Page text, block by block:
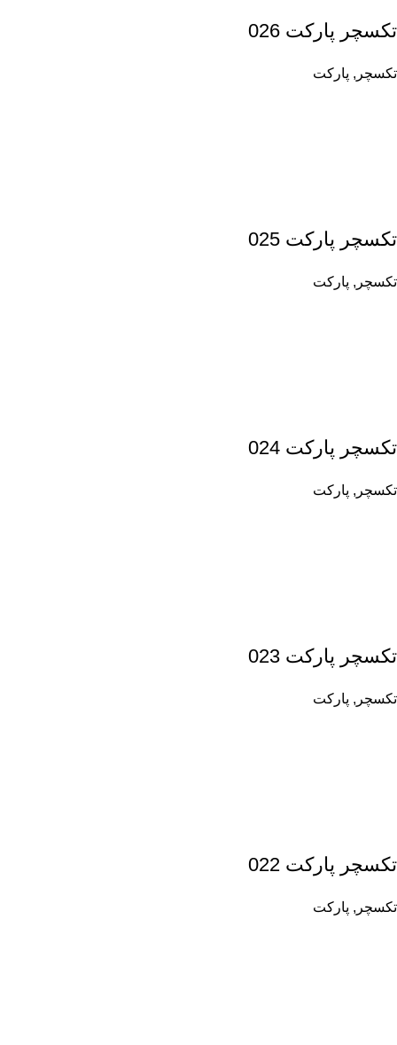
تکسچر پارکت 026
تکسچر , پارکت
تکسچر پارکت 025
تکسچر , پارکت
تکسچر پارکت 024
تکسچر , پارکت
تکسچر پارکت 023
تکسچر , پارکت
تکسچر پارکت 022
تکسچر , پارکت